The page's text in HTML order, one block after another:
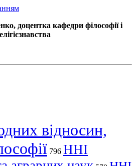
доцентка кафедри філософії і
відносин,
796 ННІ